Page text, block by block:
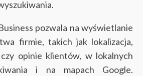
pozwala na wyświetlanie
firmie, takich jak lokalizacja,
opinie klientów, w lokalnych
i na mapach Google.